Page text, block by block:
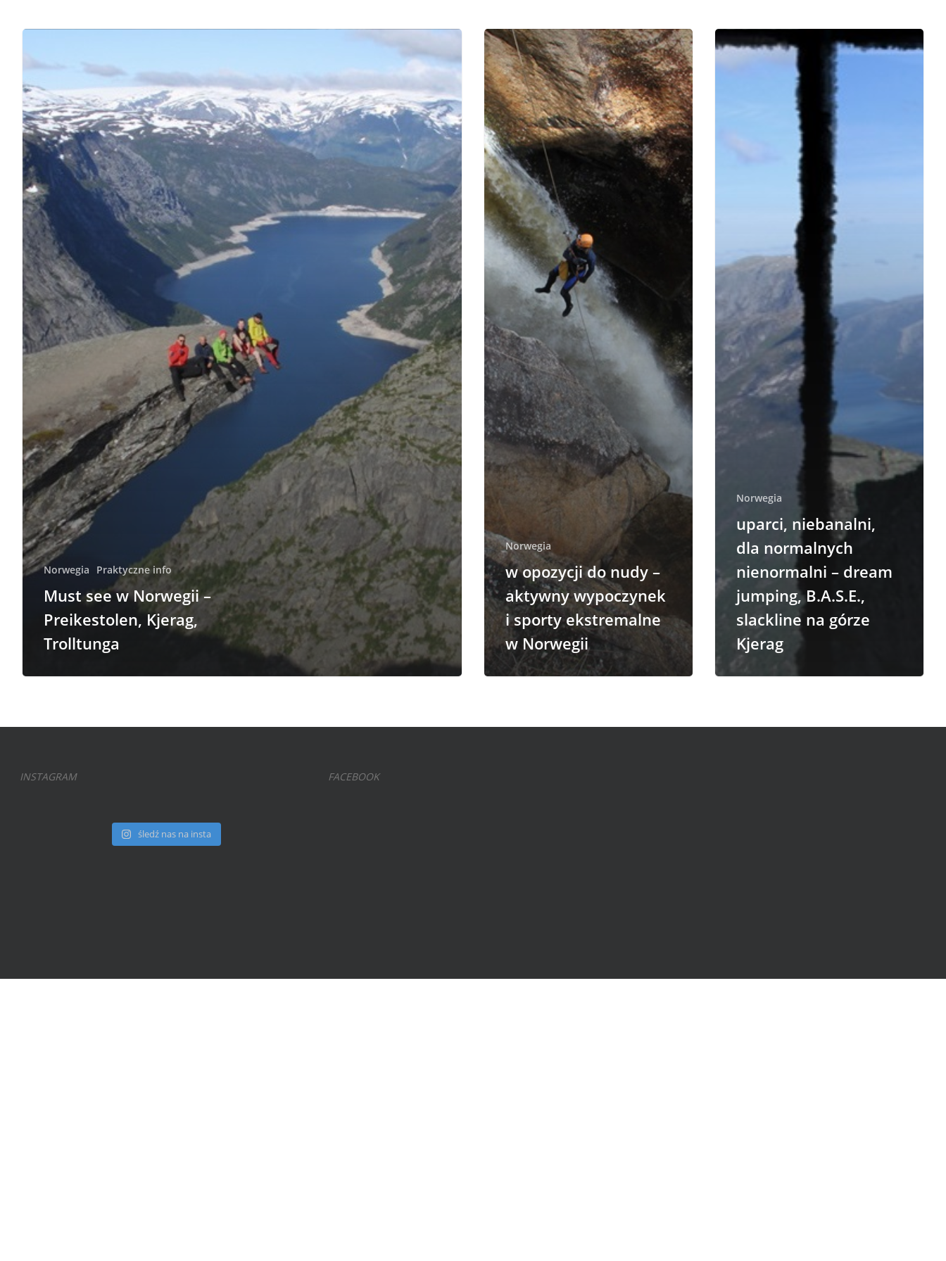
Norwegia Praktyczne info
Must see w Norwegii –
Preikestolen, Kjerag,
Trolltunga
Norwegia
w opozycji do nudy –
aktywny wypoczynek
i sporty ekstremalne
w Norwegii
Norwegia
uparci, niebanalni,
dla normalnych
nienormalni – dream
jumping, B.A.S.E.,
slackline na górze
Kjerag
INSTAGRAM
śledź nas na insta
FACEBOOK